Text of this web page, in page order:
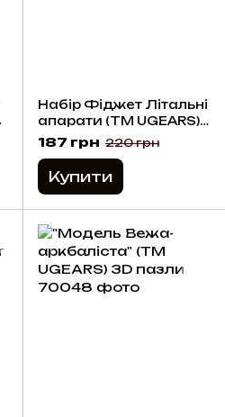
Набір Фіджет Літальні
апарати (ТМ UGEARS)
3D пазли
187 грн 220 грн
Купити